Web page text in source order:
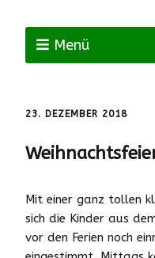
Menü
23. DEZEMBER 2018
Mit einer ganz tollen
sich die Kinder aus
vor den Ferien noch